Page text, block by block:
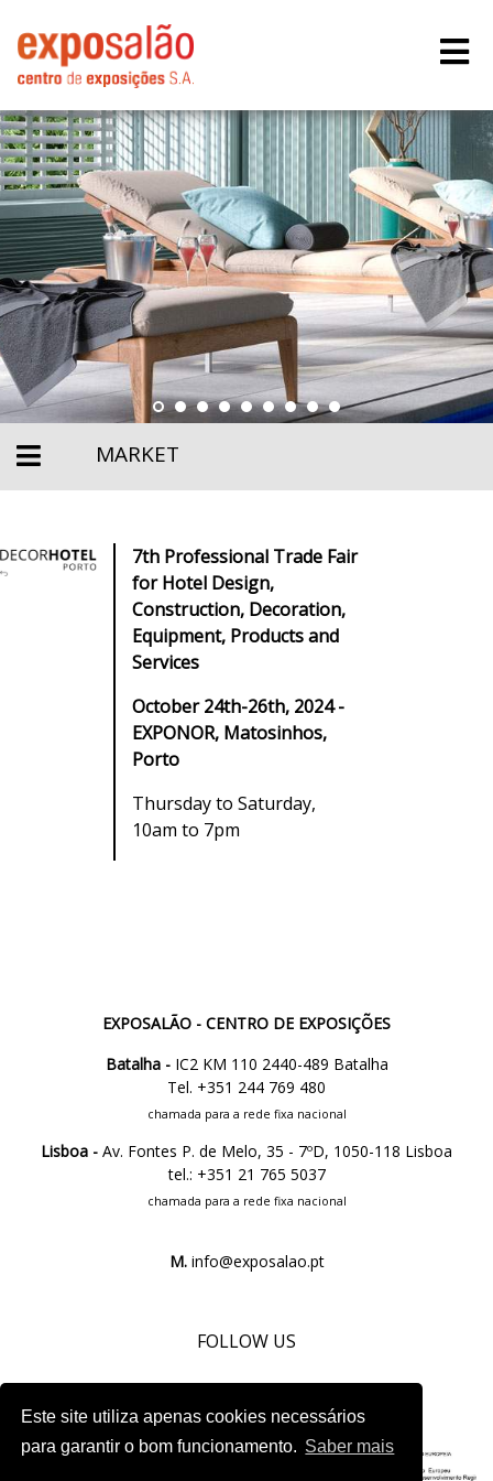
Este site utiliza apenas cookies necessários
para garantir o bom funcionamento. Saber mais
MARKET
7th Professional Trade Fair
for Hotel Design,
Construction, Decoration,
Equipment, Products and
Services
October 24th-26th, 2024 -
EXPONOR, Matosinhos,
Porto
Thursday to Saturday,
10am to 7pm
EXPOSALÃO - CENTRO DE EXPOSIÇÕES
Batalha -IC2 KM 110 2440-489 Batalha
Tel. +351 244 769 480
chamada para a rede fixa nacional
Lisboa - Av. Fontes P. de Melo, 35 - 7ºD, 1050-118 Lisboa
tel.: +351 21 765 5037
chamada para a rede fixa nacional
M.info@exposalao.pt
FOLLOW US